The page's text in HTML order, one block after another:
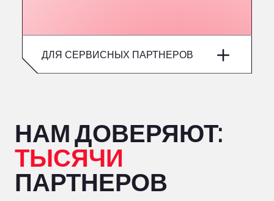
ДЛЯ СЕРВИСНЫХ ПАРТНЕРОВ
работы.
От стоянок для грузовиков до моек —
наши комплексные решения в области
доступа и безопасности помогают
НАМ ДОВЕРЯЮТ:
ТЫСЯЧИ
ПАРТНЕРОВ